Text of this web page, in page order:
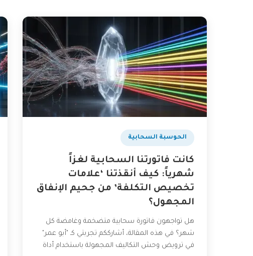
الحوسبة السحابية
كانت فاتورتنا السحابية لغزاً
شهرياً: كيف أنقذتنا ‘علامات
تخصيص التكلفة’ من جحيم الإنفاق
المجهول؟
هل تواجهون فاتورة سحابية متضخمة وغامضة كل
شهر؟ في هذه المقالة، أشارككم تجربتي كـ "أبو عمر"
في ترويض وحش التكاليف المجهولة باستخدام أداة